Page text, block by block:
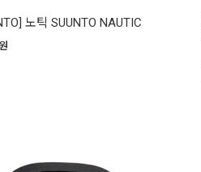
노틱 SUUNTO NAUTIC
원